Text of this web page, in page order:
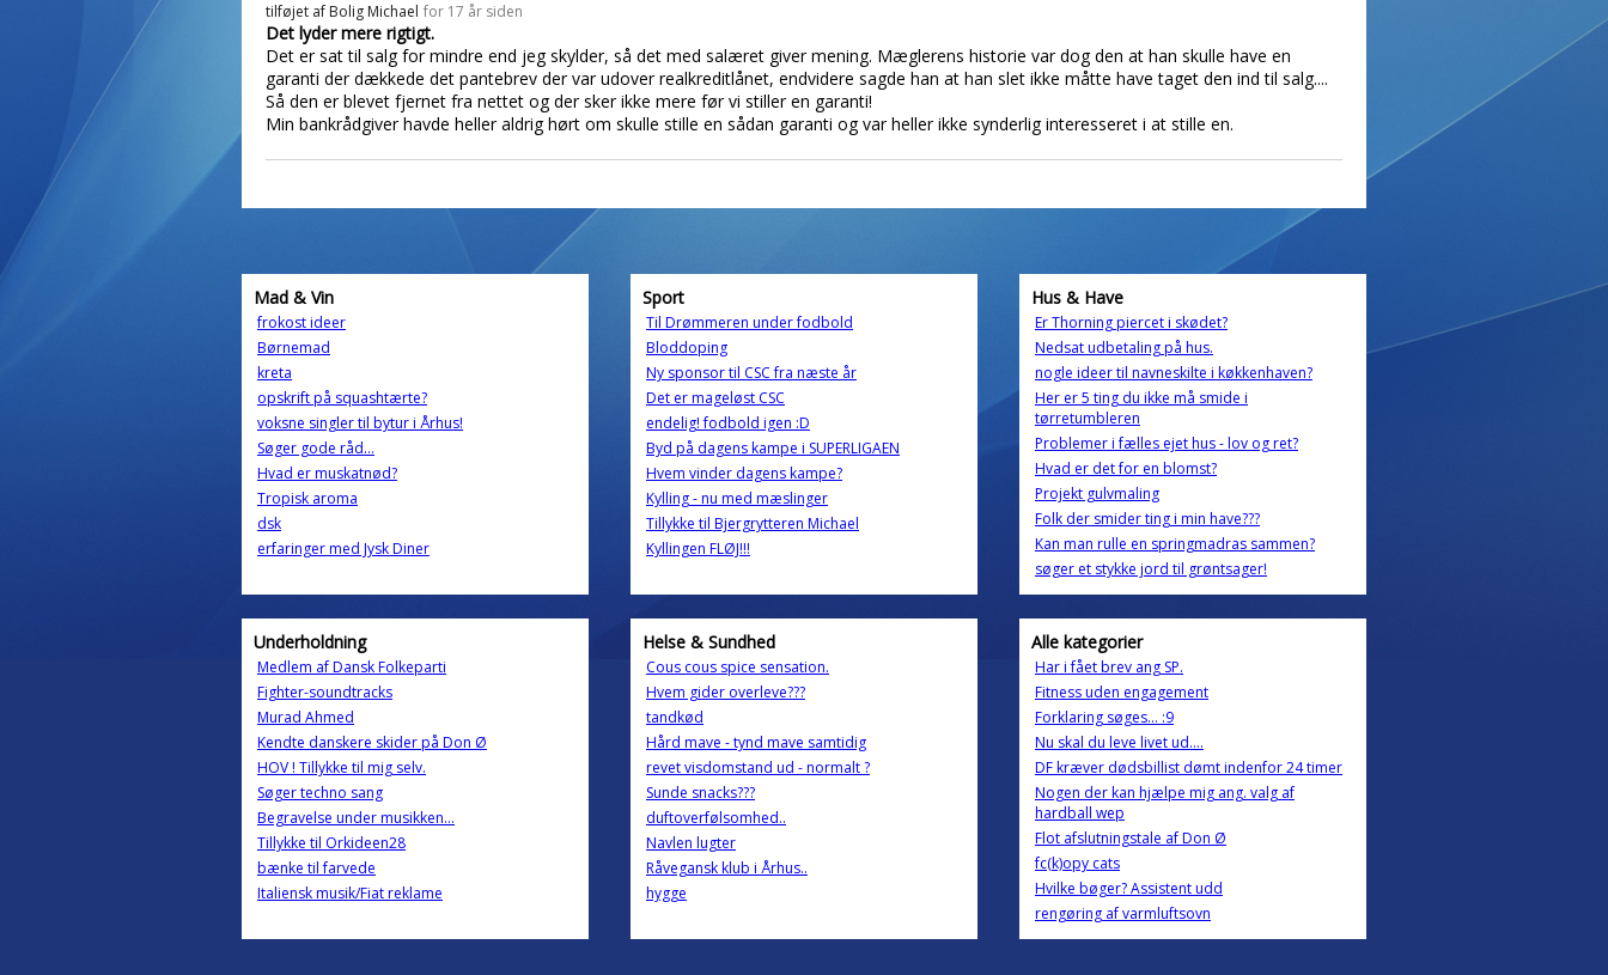
tilføjet af Bolig Michael for 17 år siden
Det lyder mere rigtigt.
Det er sat til salg for mindre end jeg skylder, så det med salæret giver mening. Mæglerens historie var dog den at han skulle have en
garanti der dækkede det pantebrev der var udover realkreditlånet, endvidere sagde han at han slet ikke måtte have taget den ind til salg....
Så den er blevet fjernet fra nettet og der sker ikke mere før vi stiller en garanti!
Min bankrådgiver havde heller aldrig hørt om skulle stille en sådan garanti og var heller ikke synderlig interesseret i at stille en.
Mad & Vin
frokost ideer
Børnemad
kreta
opskrift på squashtærte?
voksne singler til bytur i Århus!
Søger gode råd...
Hvad er muskatnød?
Tropisk aroma
dsk
erfaringer med Jysk Diner
Sport
Til Drømmeren under fodbold
Bloddoping
Ny sponsor til CSC fra næste år
Det er mageløst CSC
endelig! fodbold igen :D
Byd på dagens kampe i SUPERLIGAEN
Hvem vinder dagens kampe?
Kylling - nu med mæslinger
Tillykke til Bjergrytteren Michael
Kyllingen FLØJ!!!
Hus & Have
Er Thorning piercet i skødet?
Nedsat udbetaling på hus.
nogle ideer til navneskilte i køkkenhaven?
Her er 5 ting du ikke må smide i
tørretumbleren
Problemer i fælles ejet hus - lov og ret?
Hvad er det for en blomst?
Projekt gulvmaling
Folk der smider ting i min have???
Kan man rulle en springmadras sammen?
søger et stykke jord til grøntsager!
Underholdning
Medlem af Dansk Folkeparti
Fighter-soundtracks
Murad Ahmed
Kendte danskere skider på Don Ø
HOV ! Tillykke til mig selv.
Søger techno sang
Begravelse under musikken...
Tillykke til Orkideen28
bænke til farvede
Italiensk musik/Fiat reklame
Helse & Sundhed
Cous cous spice sensation.
Hvem gider overleve???
tandkød
Hård mave - tynd mave samtidig
revet visdomstand ud - normalt ?
Sunde snacks???
duftoverfølsomhed..
Navlen lugter
Råvegansk klub i Århus..
hygge
Alle kategorier
Har i fået brev ang SP.
Fitness uden engagement
Forklaring søges... :9
Nu skal du leve livet ud....
DF kræver dødsbillist dømt indenfor 24 timer
Nogen der kan hjælpe mig ang. valg af
hardball wep
Flot afslutningstale af Don Ø
fc(k)opy cats
Hvilke bøger? Assistent udd
rengøring af varmluftsovn